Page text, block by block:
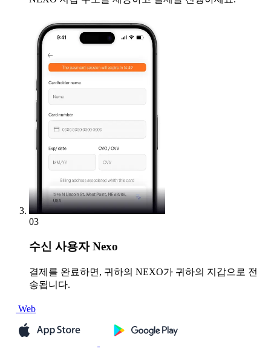
03
수신 사용자 Nexo
결제를 완료하면, 귀하의 NEXO가 귀하의 지갑으로 전
송됩니다.
Web